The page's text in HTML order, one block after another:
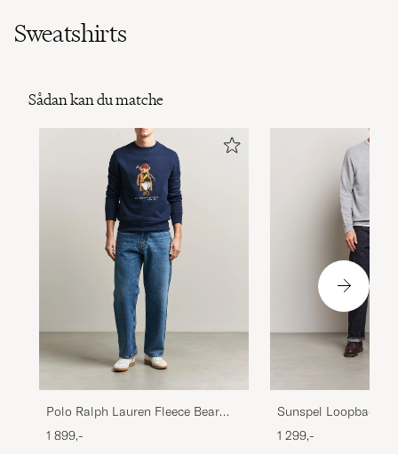
Sweatshirts
Sådan kan du matche
Polo Ralph Lauren Fleece Bear
Sweatshirt Newport Navy
1 899,-
Sunspel Loopback
Grey Melange
1 299,-